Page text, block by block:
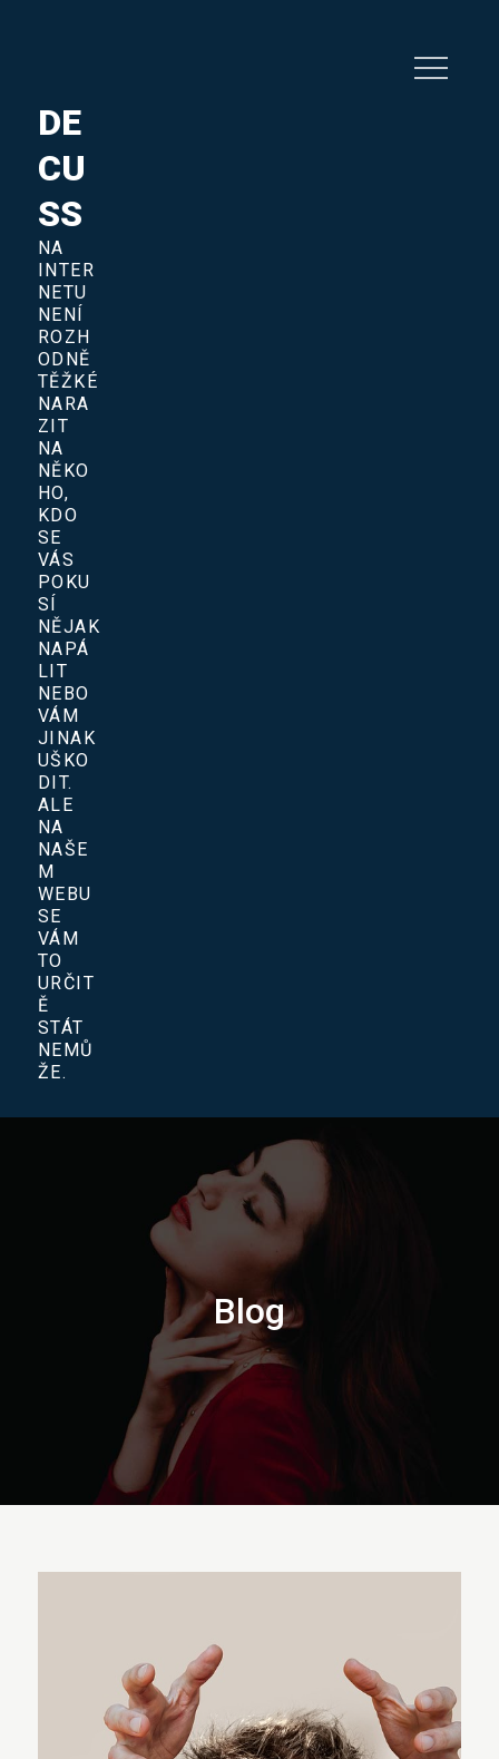
DE
CU
SS
NA
INTER
NETU
NENÍ
ROZH
ODNĚ
TĚŽKÉ
NARA
ZIT
NA
NĚKO
HO,
KDO
SE
VÁS
POKU
SÍ
NĚJAK
NAPÁ
LIT
NEBO
VÁM
JINAK
UŠKO
DIT.
ALE
NA
NAŠE
M
WEBU
SE
VÁM
TO
URČIT
Ě
STÁT
NEMŮ
ŽE.
Blog